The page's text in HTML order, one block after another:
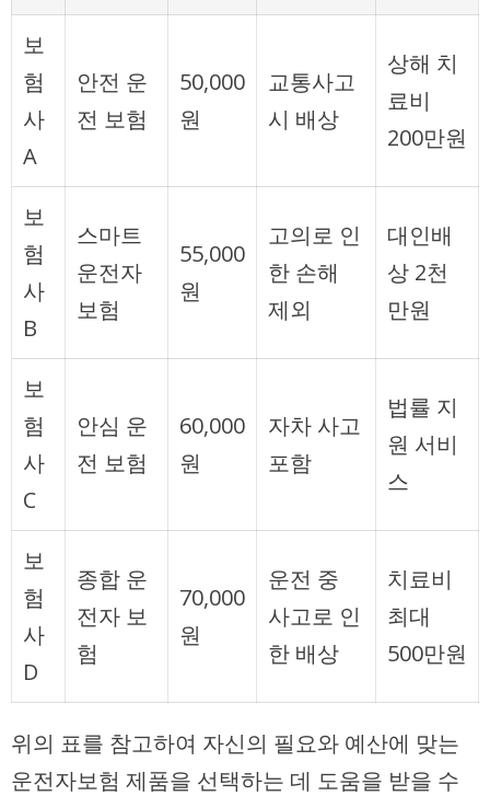
보
험
사
A
안전 운
전 보험
50,000
원
교통사고
시 배상
상해 치
료비
200만원
보
험
사
B
스마트
운전자
보험
55,000
원
고의로 인
한 손해
제외
대인배
상 2천
만원
보
험
사
C
안심 운
전 보험
60,000
원
자차 사고
포함
법률 지
원 서비
스
보
험
사
D
종합 운
전자 보
험
70,000
원
운전 중
사고로 인
한 배상
치료비
최대
500만원
위의 표를 참고하여 자신의 필요와 예산에 맞는
운전자보험 제품을 선택하는 데 도움을 받을 수